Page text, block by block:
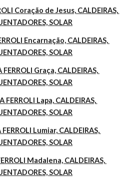
Coração de Jesus, CALDEIRAS,
SOLAR
Encarnação, CALDEIRAS,
SOLAR
FERROLI Graça, CALDEIRAS,
SOLAR
FERROLI Lapa, CALDEIRAS,
SOLAR
FERROLI Lumiar, CALDEIRAS,
SOLAR
Madalena, CALDEIRAS,
SOLAR